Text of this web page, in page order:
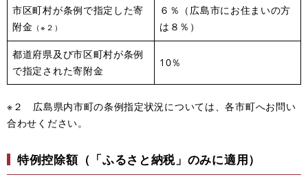
市区町村が条例で指定した寄
附金 （※２）
６％（広島市にお住まいの方
は８％）
都道府県及び市区町村が条例
で指定された寄附金
10％
※２ 広島県内市町の条例指定状況については、各市町へお問い
合わせください。
特例控除額（「ふるさと納税」のみに適用）